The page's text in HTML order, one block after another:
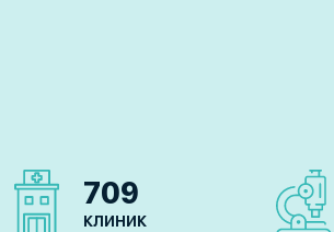
709
клиник